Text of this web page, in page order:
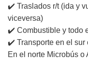
✔️ Traslados r/t (ida y
viceversa)
✔️ Combustible y todo
✔️ Transporte en el sur
En el norte Microbús o